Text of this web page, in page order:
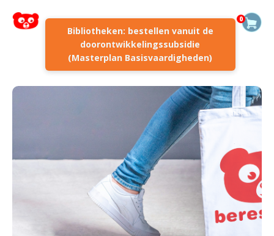
Bibliotheken: bestellen vanuit de
doorontwikkelingssubsidie
(Masterplan Basisvaardigheden)
0